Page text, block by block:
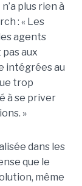
plus rien à
: « Les
agents
aux
intégrées au
trop
à se priver
»
dans les
que le
même